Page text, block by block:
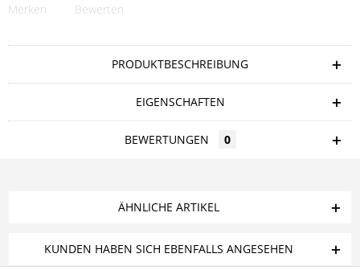
Merken Bewerten
PRODUKTBESCHREIBUNG
EIGENSCHAFTEN
BEWERTUNGEN 0
ÄHNLICHE ARTIKEL
KUNDEN HABEN SICH EBENFALLS ANGESEHEN